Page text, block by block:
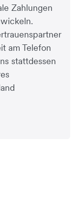
Zahlungen
am Telefon
stattdessen